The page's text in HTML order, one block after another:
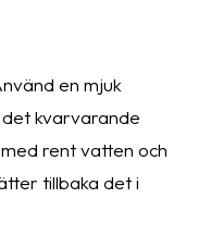
en mjuk
kvarvarande
rent vatten och
tillbaka det i